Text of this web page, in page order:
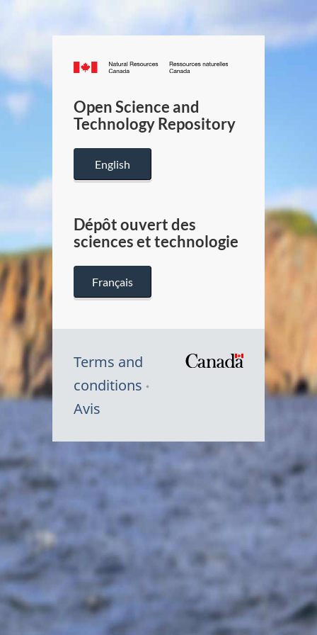
Canada.ca
/
Canada
Open Science and
Technology Repository
English
Dépôt ouvert des
sciences et technologie
Français
Terms and
conditions
Avis
Symbole
Canada